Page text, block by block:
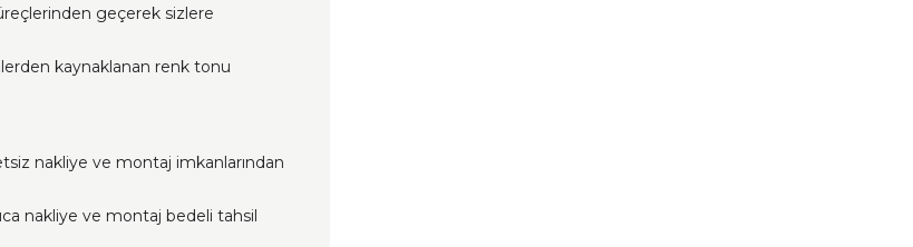
geçerek sizlere
kaynaklanan renk tonu
nakliye ve montaj imkanlarından
nakliye ve montaj bedeli tahsil